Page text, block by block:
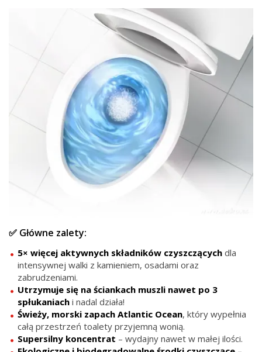
✅ Główne zalety:
5× więcej aktywnych składników czyszczących dla
intensywnej walki z kamieniem, osadami oraz
zabrudzeniami.
Utrzymuje się na ściankach muszli nawet po 3
spłukaniach i nadal działa!
Świeży, morski zapach Atlantic Ocean, który wypełnia
całą przestrzeń toalety przyjemną wonią.
Supersilny koncentrat – wydajny nawet w małej ilości.